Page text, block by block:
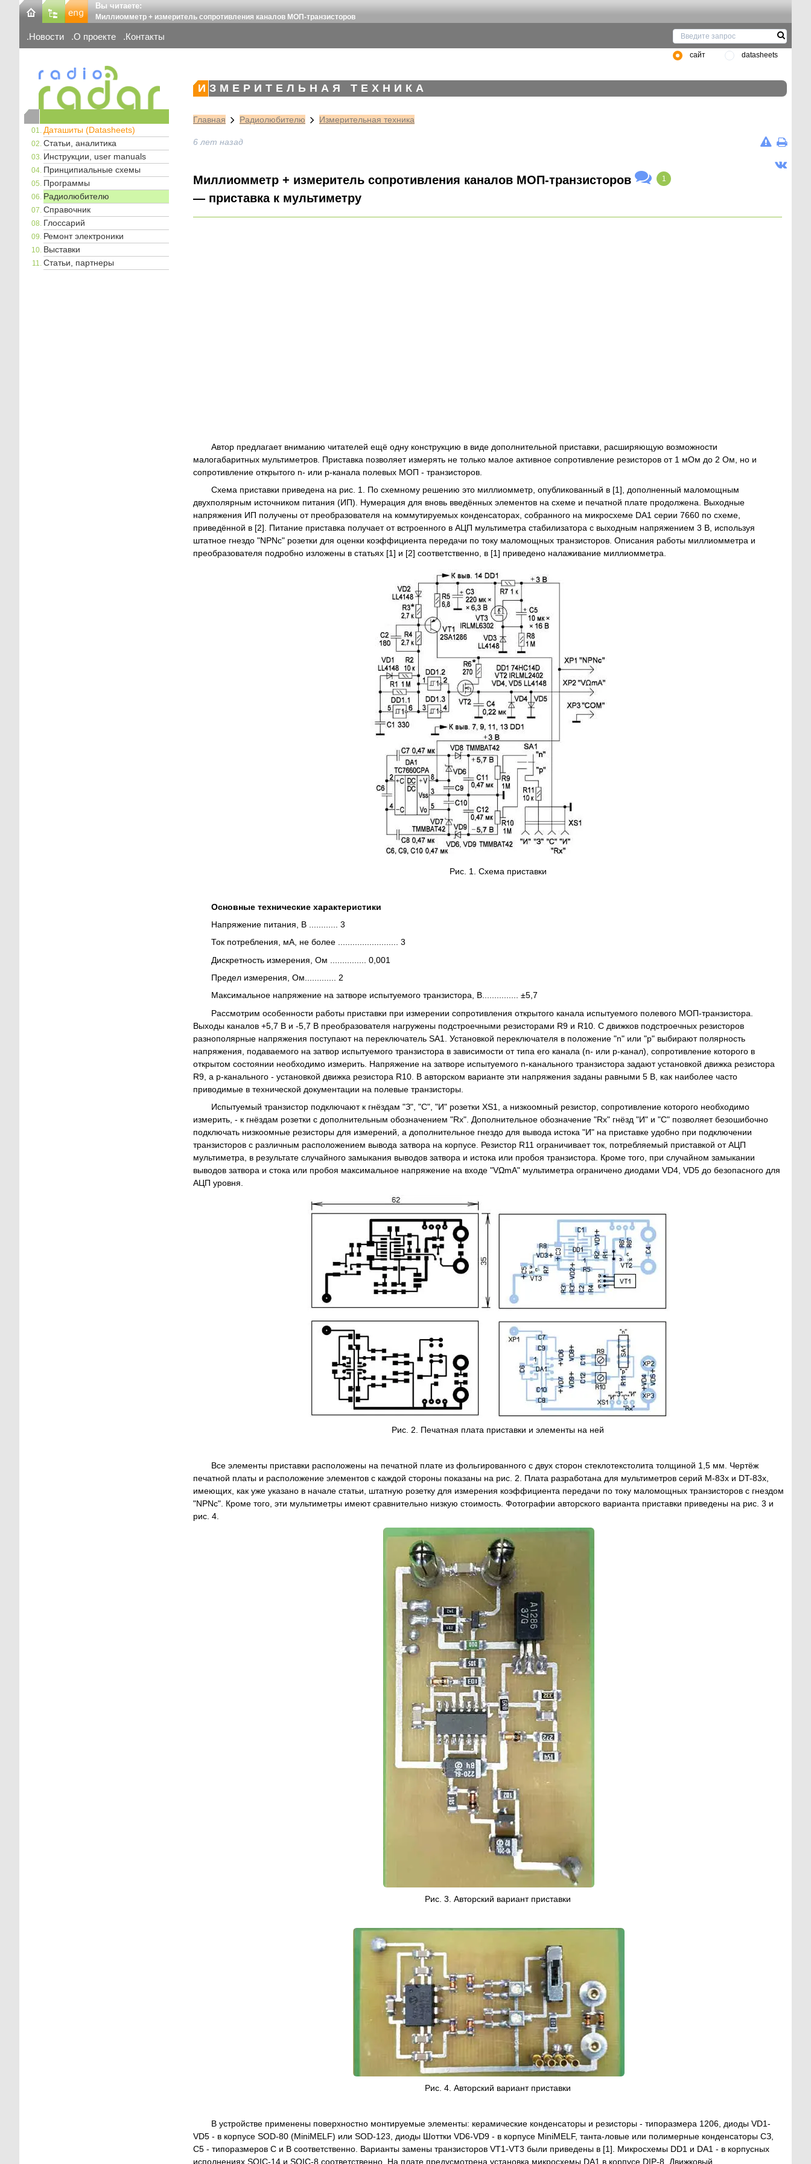
Вы читаете:
Миллиомметр + измеритель сопротивления каналов МОП-транзисторов
Новости О проекте Контакты
сайт datasheets
Даташиты (Datasheets)
Статьи, аналитика
Инструкции, user manuals
Принципиальные схемы
Программы
Радиолюбителю
Справочник
Глоссарий
Ремонт электроники
Выставки
Статьи, партнеры
ИЗМЕРИТЕЛЬНАЯ ТЕХНИКА
Главная Радиолюбителю Измерительная техника
6 лет назад
Миллиомметр + измеритель сопротивления каналов МОП-транзисторов
— приставка к мультиметру
1
Автор предлагает вниманию читателей ещё одну конструкцию в виде дополнительной приставки, расширяющую возможности
малогабаритных мультиметров. Приставка позволяет измерять не только малое активное сопротивление резисторов от 1 мОм до 2 Ом, но и
сопротивление открытого n- или p-канала полевых МОП - транзисторов.
Схема приставки приведена на рис. 1. По схемному решению это миллиомметр, опубликованный в [1], дополненный маломощным
двухполярным источником питания (ИП). Нумерация для вновь введённых элементов на схеме и печатной плате продолжена. Выходные
напряжения ИП получены от преобразователя на коммутируемых конденсаторах, собранного на микросхеме DA1 серии 7660 по схеме,
приведённой в [2]. Питание приставка получает от встроенного в АЦП мультиметра стабилизатора с выходным напряжением 3 В, используя
штатное гнездо "NPNc" розетки для оценки коэффициента передачи по току маломощных транзисторов. Описания работы миллиомметра и
преобразователя подробно изложены в статьях [1] и [2] соответственно, в [1] приведено налаживание миллиомметра.
Рис. 1. Схема приставки
Основные технические характеристики
Напряжение питания, В ............ 3
Ток потребления, мА, не более ......................... 3
Дискретность измерения, Ом ............... 0,001
Предел измерения, Ом............. 2
Максимальное напряжение на затворе испытуемого транзистора, В............... ±5,7
Рассмотрим особенности работы приставки при измерении сопротивления открытого канала испытуемого полевого МОП-транзистора.
Выходы каналов +5,7 В и -5,7 В преобразователя нагружены подстроечными резисторами R9 и R10. C движков подстроечных резисторов
разнополярные напряжения поступают на переключатель SA1. Установкой переключателя в положение "n" или "p" выбирают полярность
напряжения, подаваемого на затвор испытуемого транзистора в зависимости от типа его канала (n- или p-канал), сопротивление которого в
открытом состоянии необходимо измерить. Напряжение на затворе испытуемого n-канального транзистора задают установкой движка резистора
R9, а p-канального - установкой движка резистора R10. В авторском варианте эти напряжения заданы равными 5 В, как наиболее часто
приводимые в технической документации на полевые транзисторы.
Испытуемый транзистор подключают к гнёздам "З", "С", "И" розетки XS1, а низкоомный резистор, сопротивление которого необходимо
измерить, - к гнёздам розетки с дополнительным обозначением "Rx". Дополнительное обозначение "Rx" гнёзд "И" и "С" позволяет безошибочно
подключать низкоомные резисторы для измерений, а дополнительное гнездо для вывода истока "И" на приставке удобно при подключении
транзисторов с различным расположением вывода затвора на корпусе. Резистор R11 ограничивает ток, потребляемый приставкой от АЦП
мультиметра, в результате случайного замыкания выводов затвора и истока или пробоя транзистора. Кроме того, при случайном замыкании
выводов затвора и стока или пробоя максимальное напряжение на входе "VΩmA" мультиметра ограничено диодами VD4, VD5 до безопасного для
АЦП уровня.
Рис. 2. Печатная плата приставки и элементы на ней
Все элементы приставки расположены на печатной плате из фольгированного с двух сторон стеклотекстолита толщиной 1,5 мм. Чертёж
печатной платы и расположение элементов с каждой стороны показаны на рис. 2. Плата разработана для мультиметров серий М-83х и DT-83x,
имеющих, как уже указано в начале статьи, штатную розетку для измерения коэффициента передачи по току маломощных транзисторов с гнездом
"NPNc". Кроме того, эти мультиметры имеют сравнительно низкую стоимость. Фотографии авторского варианта приставки приведены на рис. 3 и
рис. 4.
Рис. 3. Авторский вариант приставки
Рис. 4. Авторский вариант приставки
В устройстве применены поверхностно монтируемые элементы: керамические конденсаторы и резисторы - типоразмера 1206, диоды VD1-
VD5 - в корпусе SOD-80 (MiniMELF) или SOD-123, диоды Шоттки VD6-VD9 - в корпусе MiniMELF, танта-ловые или полимерные конденсаторы СЗ,
С5 - типоразмеров С и В соответственно. Варианты замены транзисторов VT1-VT3 были приведены в [1]. Микросхемы DD1 и DA1 - в корпусных
исполнениях SOIC-14 и SOIC-8 соответственно. На плате предусмотрена установка микросхемы DA1 в корпусе DIP-8. Движковый